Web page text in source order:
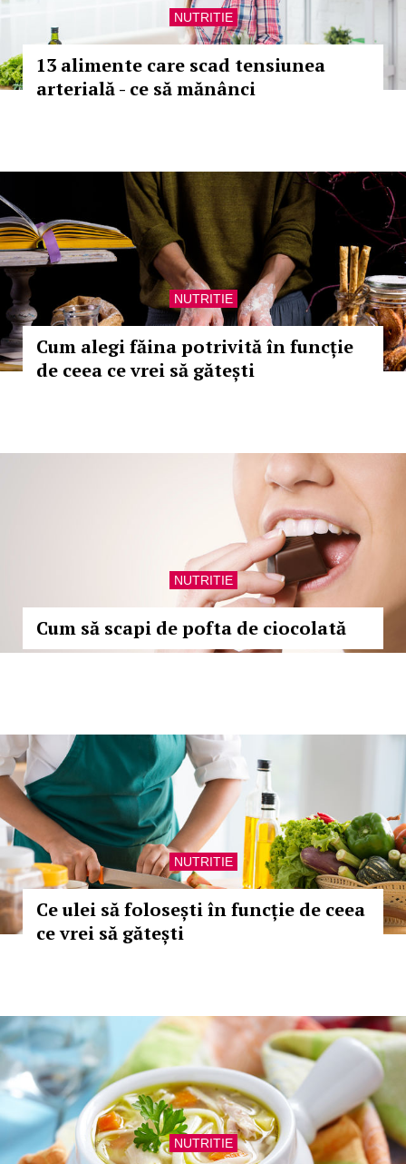
NUTRITIE
13 alimente care scad tensiunea
arterială - ce să mănânci
NUTRITIE
Cum alegi făina potrivită în funcție
de ceea ce vrei să gătești
NUTRITIE
Cum să scapi de pofta de ciocolată
NUTRITIE
Ce ulei să folosești în funcție de ceea
ce vrei să gătești
NUTRITIE